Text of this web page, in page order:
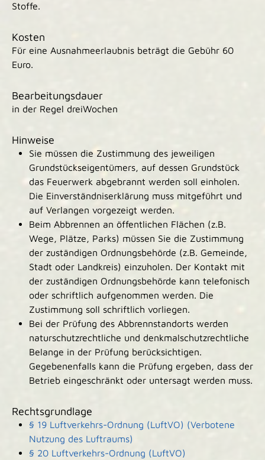
Stoffe.
Kosten
Für eine Ausnahmeerlaubnis beträgt die Gebühr 60
Euro.
Bearbeitungsdauer
in der Regel dreiWochen
Hinweise
Sie müssen die Zustimmung des jeweiligen
Grundstückseigentümers, auf dessen Grundstück
das Feuerwerk abgebrannt werden soll einholen.
Die Einverständniserklärung muss mitgeführt und
auf Verlangen vorgezeigt werden.
Beim Abbrennen an öffentlichen Flächen (z.B.
Wege, Plätze, Parks) müssen Sie die Zustimmung
der zuständigen Ordnungsbehörde (z.B. Gemeinde,
Stadt oder Landkreis) einzuholen. Der Kontakt mit
der zuständigen Ordnungsbehörde kann telefonisch
oder schriftlich aufgenommen werden. Die
Zustimmung soll schriftlich vorliegen.
Bei der Prüfung des Abbrennstandorts werden
naturschutzrechtliche und denkmalschutzrechtliche
Belange in der Prüfung berücksichtigen.
Gegebenenfalls kann die Prüfung ergeben, dass der
Betrieb eingeschränkt oder untersagt werden muss.
Rechtsgrundlage
§ 19 Luftverkehrs-Ordnung (LuftVO) (Verbotene
Nutzung des Luftraums)
§ 20 Luftverkehrs-Ordnung (LuftVO)